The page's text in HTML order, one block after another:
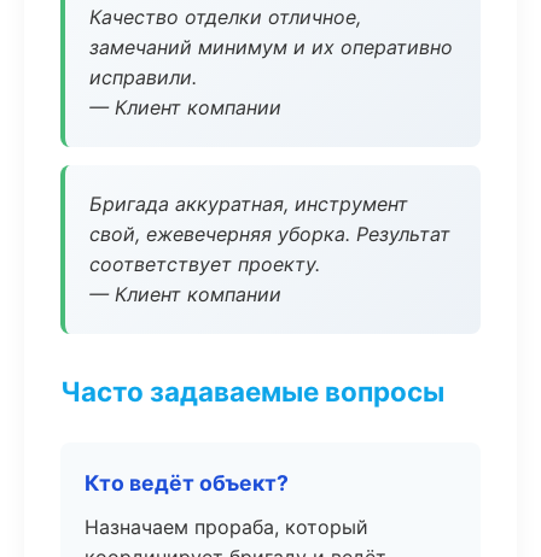
Качество отделки отличное,
замечаний минимум и их оперативно
исправили.
— Клиент компании
Бригада аккуратная, инструмент
свой, ежевечерняя уборка. Результат
соответствует проекту.
— Клиент компании
Часто задаваемые вопросы
Кто ведёт объект?
Назначаем прораба, который